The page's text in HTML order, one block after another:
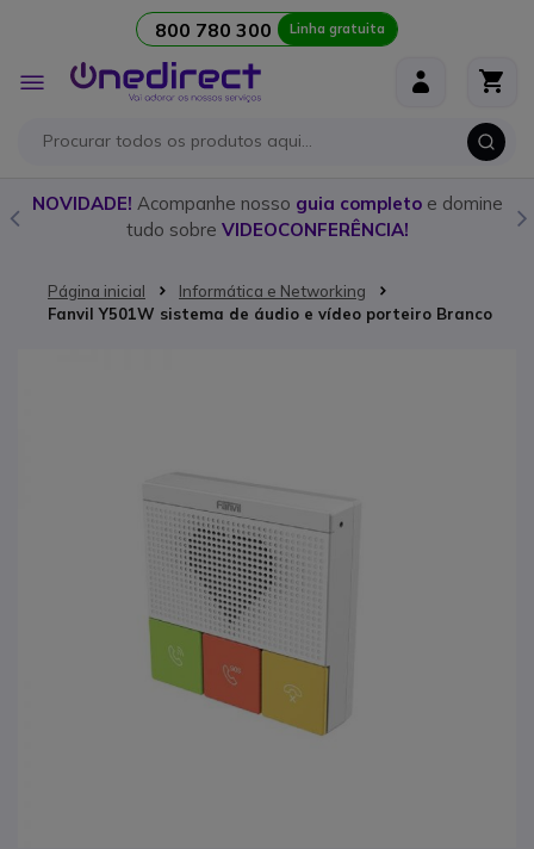
800 780 300 Linha gratuita
Alternar
Nav
NOVIDADE! Acompanhe nosso guia completoe domine
tudo sobre VIDEOCONFERÊNCIA!
Página inicial
Informática e Networking
Fanvil Y501W sistema de áudio e vídeo porteiro Branco